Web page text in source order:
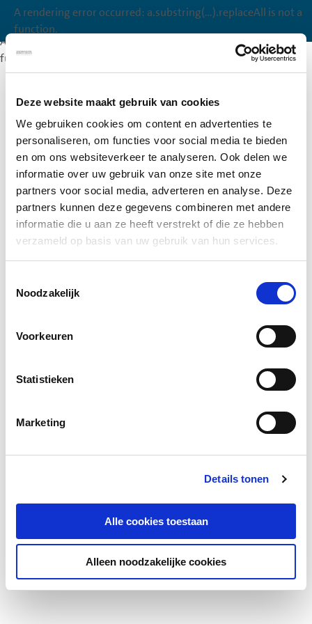
Deze website maakt gebruik van cookies
We gebruiken cookies om content en advertenties te
personaliseren, om functies voor social media te bieden
en om ons websiteverkeer te analyseren. Ook delen we
informatie over uw gebruik van onze site met onze
partners voor social media, adverteren en analyse. Deze
partners kunnen deze gegevens combineren met andere
informatie die u aan ze heeft verstrekt of die ze hebben
verzameld op basis van uw gebruik van hun services.
Noodzakelijk
Voorkeuren
Statistieken
Marketing
Details tonen
Alle cookies toestaan
Alleen noodzakelijke cookies
A rendering error occurred: a.substring(...).replaceAll is not a
function.
A rendering error occurred:a.substring(...).replaceAll is not a
function.
A rendering error occurred:
a.substring(...).replaceAll is not a
function